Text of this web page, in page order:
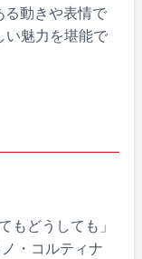
る動きや表情で
い魅力を堪能で
もどうしても」
・コルティナ